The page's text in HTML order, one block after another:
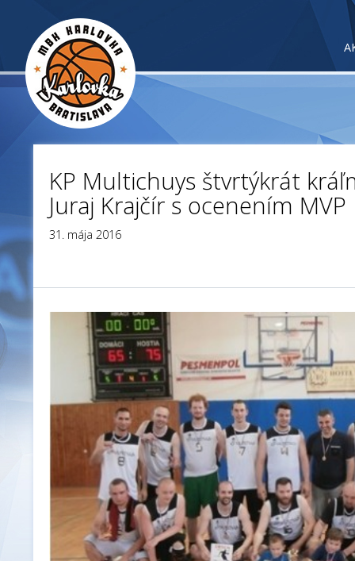
KP Multichuys štvrtýkrát
Juraj Krajčír s ocenením MVP
31. mája 2016